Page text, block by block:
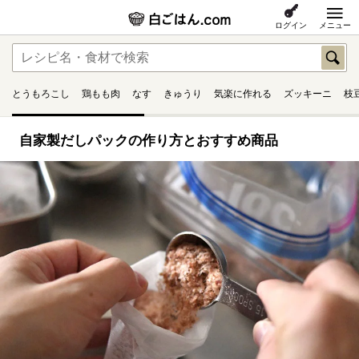
ログイン メニュー
とうもろこし 鶏もも肉 なす きゅうり 気楽に作れる ズッキーニ 枝
自家製だしパックの作り方とおすすめ商品